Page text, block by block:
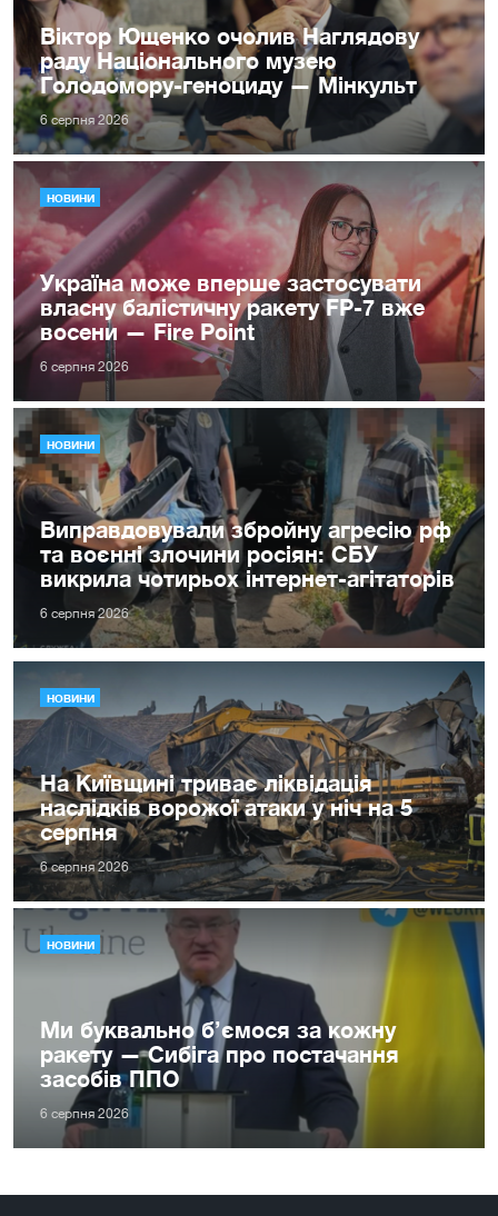
Віктор Ющенко очолив Наглядову
раду Національного музею
Голодомору-геноциду — Мінкульт
6 серпня 2026
НОВИНИ
Україна може вперше застосувати
власну балістичну ракету FP-7 вже
восени — Fire Point
6 серпня 2026
НОВИНИ
Виправдовували збройну агресію рф
та воєнні злочини росіян: СБУ
викрила чотирьох інтернет-агітаторів
6 серпня 2026
НОВИНИ
На Київщині триває ліквідація
наслідків ворожої атаки у ніч на 5
серпня
6 серпня 2026
НОВИНИ
Ми буквально б’ємося за кожну
ракету — Сибіга про постачання
засобів ППО
6 серпня 2026